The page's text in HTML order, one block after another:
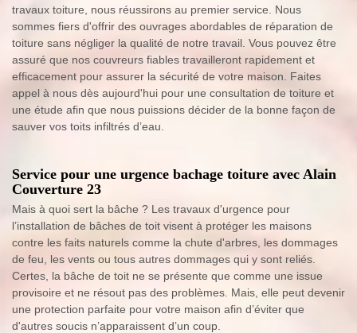
travaux toiture, nous réussirons au premier service. Nous
sommes fiers d'offrir des ouvrages abordables de réparation de
toiture sans négliger la qualité de notre travail. Vous pouvez être
assuré que nos couvreurs fiables travailleront rapidement et
efficacement pour assurer la sécurité de votre maison. Faites
appel à nous dès aujourd'hui pour une consultation de toiture et
une étude afin que nous puissions décider de la bonne façon de
sauver vos toits infiltrés d’eau.
Service pour une urgence bachage toiture avec Alain
Couverture 23
Mais à quoi sert la bâche ? Les travaux d'urgence pour
l’installation de bâches de toit visent à protéger les maisons
contre les faits naturels comme la chute d'arbres, les dommages
de feu, les vents ou tous autres dommages qui y sont reliés.
Certes, la bâche de toit ne se présente que comme une issue
provisoire et ne résout pas des problèmes. Mais, elle peut devenir
une protection parfaite pour votre maison afin d’éviter que
d'autres soucis n’apparaissent d’un coup.